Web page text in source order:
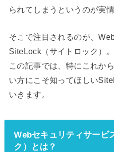
られてしまうというのが実情
そこで注目されるのが、
SiteLock（サイトロック）。
この記事では、特にこれか
い方にこそ知ってほしい
いきます。
Webセキュリティサービ
ク）とは？